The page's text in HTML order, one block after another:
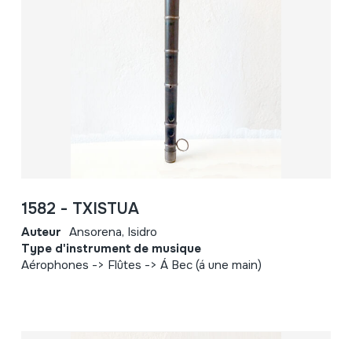
1582 - TXISTUA
Auteur Ansorena, Isidro
Type d'instrument de musique
Aérophones -> Flûtes -> Á Bec (á une main)